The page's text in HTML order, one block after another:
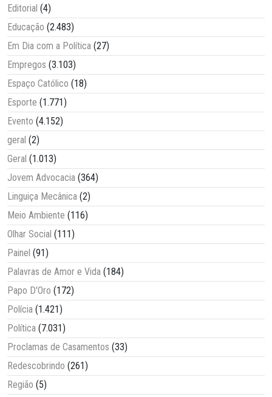
Editorial (4)
Educação (2.483)
Em Dia com a Política (27)
Empregos (3.103)
Espaço Católico (18)
Esporte (1.771)
Evento (4.152)
geral (2)
Geral (1.013)
Jovem Advocacia (364)
Linguiça Mecânica (2)
Meio Ambiente (116)
Olhar Social (111)
Painel (91)
Palavras de Amor e Vida (184)
Papo D'Oro (172)
Polícia (1.421)
Política (7.031)
Proclamas de Casamentos (33)
Redescobrindo (261)
Região (5)